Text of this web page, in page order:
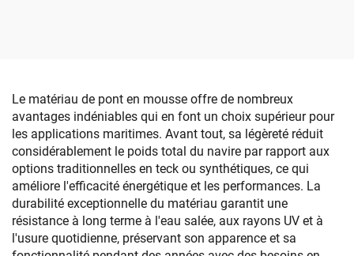
Le matériau de pont en mousse offre de nombreux
avantages indéniables qui en font un choix supérieur pour
les applications maritimes. Avant tout, sa légèreté réduit
considérablement le poids total du navire par rapport aux
options traditionnelles en teck ou synthétiques, ce qui
améliore l'efficacité énergétique et les performances. La
durabilité exceptionnelle du matériau garantit une
résistance à long terme à l'eau salée, aux rayons UV et à
l'usure quotidienne, préservant son apparence et sa